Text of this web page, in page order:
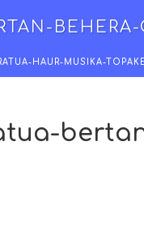
HAUR-MUSIKA-